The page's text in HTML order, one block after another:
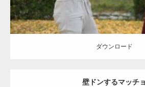
ダウンロード
壁ドンするマッチョ